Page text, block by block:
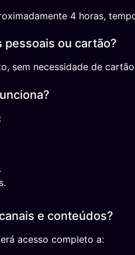
4 horas,
ou cartão?
sem necessidade de
e conteúdos?
acesso completo a: